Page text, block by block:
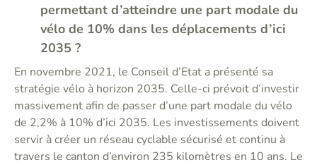
permettant d’atteindre une part modale du
vélo de 10% dans les déplacements d’ici
2035 ?
En novembre 2021, le Conseil d’Etat a présenté sa
stratégie vélo à horizon 2035. Celle-ci prévoit d’investir
massivement afin de passer d’une part modale du vélo
de 2,2% à 10% d’ici 2035. Les investissements doivent
servir à créer un réseau cyclable sécurisé et continu à
travers le canton d’environ 235 kilomètres en 10 ans. Le